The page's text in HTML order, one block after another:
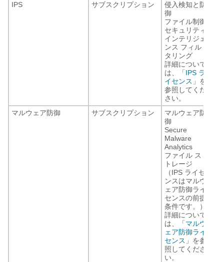
IPS
サブスクリプション
侵入検知と防
御
ファイル制御
セキュリティ
インテリジェ
ンス フィル
タリング
詳細について
は、「 IPS ラ
イセンス 」を
参照してくだ
さい。
マルウェア防御
サブスクリプション
マルウェア防
御
Secure
Malware
Analytics
ファイル ス
トレージ
（IPS ライセ
ンスはマルウ
ェア防御ライ
センスの前提
条件です。）
詳細について
は、「 マルウ
ェア防御ライ
センス 」を参
照してくださ
い。